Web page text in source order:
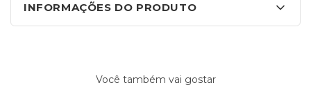
INFORMAÇÕES DO PRODUTO
Você também vai gostar